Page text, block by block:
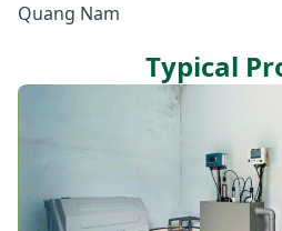
Quang Nam
Typical